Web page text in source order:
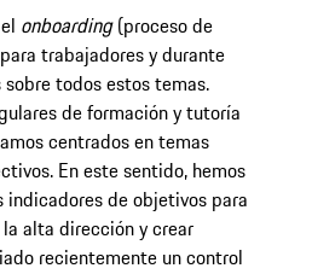
onboarding(proceso de
trabajadores y durante
todos estos temas.
de formación y tutoría
centrados en temas
En este sentido, hemos
de objetivos para
alta dirección y crear
recientemente un control